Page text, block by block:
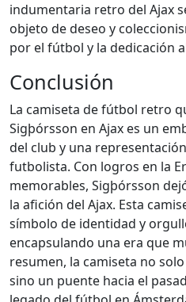
indumentaria retro del Ajax
objeto de deseo y
por el fútbol y la dedicación
Conclusión
La camiseta de fútbol retro
Sigþórsson en Ajax es un
del club y una
futbolista. Con logros en la
memorables, Sigþórsson
la afición del Ajax. Esta
símbolo de identidad y
encapsulando una era que
resumen, la camiseta no
sino un puente hacia el